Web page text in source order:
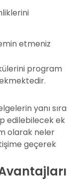
etmeniz
program
yanı sıra
edilebilecek ek
olarak neler
geçerek